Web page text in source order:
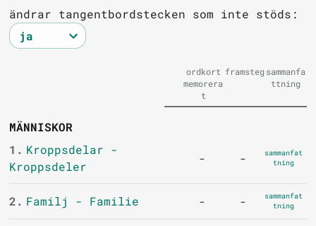
ändrar tangentbordstecken som inte stöds:
ordkort
memorera
t
framsteg sammanfa
ttning
MÄNNISKOR
1. Kroppsdelar -
Kroppsdeler
- -
sammanfat
tning
2. Familj - Familie - -
sammanfat
tning